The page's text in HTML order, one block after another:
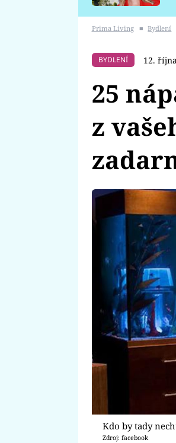
Prima Living ■ Bydlení
BYDLENÍ 12.
25
z
Kdo by tady
Zdroj: facebook